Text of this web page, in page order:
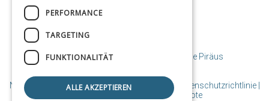
© Copyright Reiseziel Piräus / Gemeinde Piräus
Nutzungsbedingungen | Richtlinien-Cookies | Datenschutzrichtlinie|
Entworfen und erstellt von Cosmote
PERFORMANCE
TARGETING
FUNKTIONALITÄT
ALLE AKZEPTIEREN